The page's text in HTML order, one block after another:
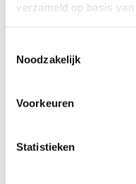
verzameld op basis
Noodzakelijk
Voorkeuren
Statistieken